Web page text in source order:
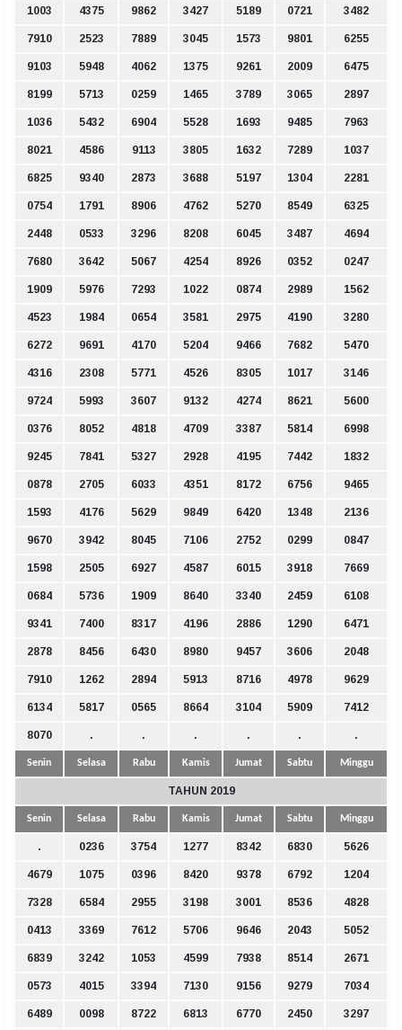
1003 4375 9862 3427 5189 0721 3482
7910 2523 7889 3045 1573 9801 6255
9103 5948 4062 1375 9261 2009 6475
8199 5713 0259 1465 3789 3065 2897
1036 5432 6904 5528 1693 9485 7963
8021 4586 9113 3805 1632 7289 1037
6825 9340 2873 3688 5197 1304 2281
0754 1791 8906 4762 5270 8549 6325
2448 0533 3296 8208 6045 3487 4694
7680 3642 5067 4254 8926 0352 0247
1909 5976 7293 1022 0874 2989 1562
4523 1984 0654 3581 2975 4190 3280
6272 9691 4170 5204 9466 7682 5470
4316 2308 5771 4526 8305 1017 3146
9724 5993 3607 9132 4274 8621 5600
0376 8052 4818 4709 3387 5814 6998
9245 7841 5327 2928 4195 7442 1832
0878 2705 6033 4351 8172 6756 9465
1593 4176 5629 9849 6420 1348 2136
9670 3942 8045 7106 2752 0299 0847
1598 2505 6927 4587 6015 3918 7669
0684 5736 1909 8640 3340 2459 6108
9341 7400 8317 4196 2886 1290 6471
2878 8456 6430 8980 9457 3606 2048
7910 1262 2894 5913 8716 4978 9629
6134 5817 0565 8664 3104 5909 7412
8070 . . . . . .
Senin Selasa Rabu Kamis Jumat Sabtu Minggu
TAHUN 2019
Senin Selasa Rabu Kamis Jumat Sabtu Minggu
. 0236 3754 1277 8342 6830 5626
4679 1075 0396 8420 9378 6792 1204
7328 6584 2955 3198 3001 8536 4828
0413 3369 7612 5706 9646 2043 5052
6839 3242 1053 4599 7938 8514 2671
0573 4015 3394 7130 9156 9279 7034
6489 0098 8722 6813 6770 2450 3297